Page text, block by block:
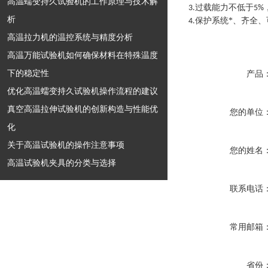
析
高温拉力机的温控系统与精度分析
高温万能试验机如何确保材料在特殊温度
下的稳定性
优化高温蠕变持久试验机操作流程的建议
真空高温拉伸试验机的创新构造与性能优
化
关于高温试验机的操作注意事项
高温试验机夹具的分类与选择
3.过载能力不低于5%
4.保护系统*、齐全
产品
您的单位
您的姓名
联系电话
常用邮箱
省份